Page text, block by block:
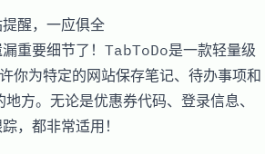
醒，一应俱全
重要细节了！TabToDo是一款轻量级
你为特定的网站保存笔记、待办事项和
方。无论是优惠券代码、登录信息、
，都非常适用！